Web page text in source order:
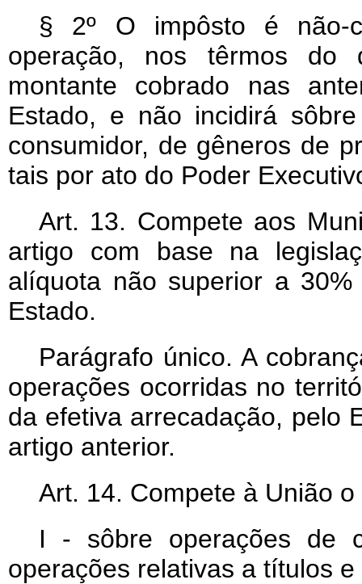
§ 2º O impôsto é não-
operação, nos têrmos do
montante cobrado nas
Estado, e não incidirá
consumidor, de gêneros de
tais por ato do Poder
Art. 13. Compete aos
artigo com base na
alíquota não superior a
Estado.
Parágrafo único. A
operações ocorridas no
da efetiva arrecadação, pelo
artigo anterior.
Art. 14. Compete à União
I - sôbre operações de
operações relativas a títulos